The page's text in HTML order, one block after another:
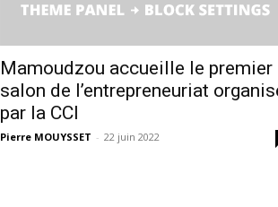
Mamoudzou accueille le premier
salon de l’entrepreneuriat
par la CCI
Pierre MOUYSSET - 22 juin 2022